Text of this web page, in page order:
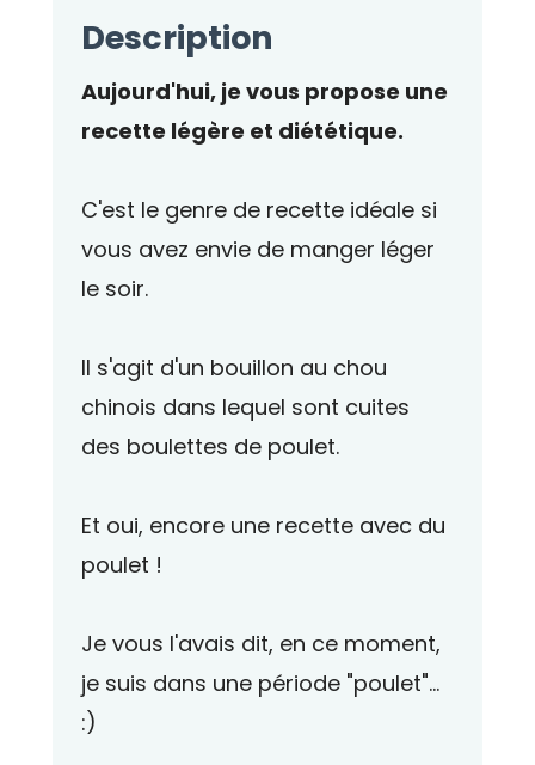
Description
Aujourd'hui, je vous propose une
recette légère et diététique.
C'est le genre de recette idéale si
vous avez envie de manger léger
le soir.
Il s'agit d'un bouillon au chou
chinois dans lequel sont cuites
des boulettes de poulet.
Et oui, encore une recette avec du
poulet !
Je vous l'avais dit, en ce moment,
je suis dans une période "poulet"...
:)